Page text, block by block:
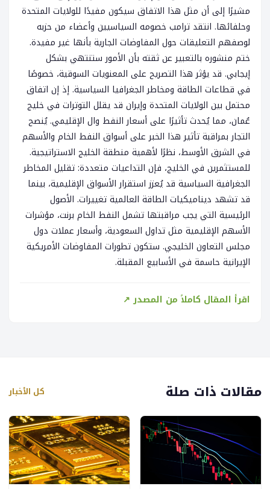
مشيرًا إلى أن مثل هذا الاتفاق سيكون مفيدًا للولايات المتحدة
وحلفائها. انتقد ترامب خصومه السياسيين وأعضاء من حزبه
لوصفهم التعليقات حول المفاوضات الجارية بأنها غير مفيدة.
ختم منشوره بالتعبير عن ثقته بأن الأمور ستنتهي بشكل
إيجابي. قد يؤثر هذا التصريح على المعنويات السوقية، خصوصًا
في قطاعات الطاقة ومخاطر الجغرافيا السياسية. إذ إن اتفاق
محتمل بين الولايات المتحدة وإيران قد يقلل التوترات في خليج
عُمان، مما يُحدث تأثيرًا على أسعار النفط وال الإقليمي. يُنصح
التجار بمراقبة تأثير هذا الخبر على أسواق النفط الخام والأسهم
في الشرق الأوسط، نظرًا لأهمية منطقة الخليج الاستراتيجية.
للمستثمرين في الخليج، فإن التداعيات متعددة: تقليل المخاطر
الجغرافية السياسية قد يُعزز استقرار الأسواق الإقليمية، بينما
قد تشهد ديناميكيات الطاقة العالمية تغييرات. الأصول
الرئيسية التي يجب مراقبتها تشمل النفط الخام برنت، مؤشرات
الأسهم الإقليمية مثل تداول السعودية، وأسعار عملات دول
مجلس التعاون الخليجي. ستكون تطورات المفاوضات الأمريكية
الإيرانية حاسمة في الأسابيع المقبلة.
اقرأ المقال كاملاً من المصدر ↗
مقالات ذات صلة كل الأخبار